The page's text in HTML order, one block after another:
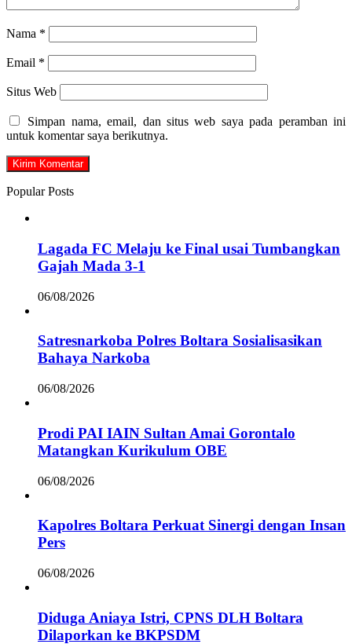
Nama *
Email *
Situs Web
Simpan nama, email, dan situs web saya pada peramban ini
untuk komentar saya berikutnya.
Popular Posts
Lagada FC Melaju ke Final usai Tumbangkan
Gajah Mada 3-1
06/08/2026
Satresnarkoba Polres Boltara Sosialisasikan
Bahaya Narkoba
06/08/2026
Prodi PAI IAIN Sultan Amai Gorontalo
Matangkan Kurikulum OBE
06/08/2026
Kapolres Boltara Perkuat Sinergi dengan Insan
Pers
06/08/2026
Diduga Aniaya Istri, CPNS DLH Boltara
Dilaporkan ke BKPSDM